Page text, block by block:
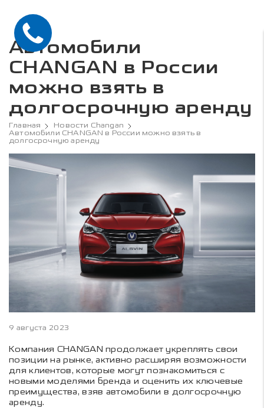
Автомобили
CHANGAN в России
можно взять в
долгосрочную аренду
Главная
Новости Changan
Автомобили CHANGAN в России можно взять в
долгосрочную аренду
9 августа 2023
Компания CHANGAN продолжает укреплять свои
позиции на рынке, активно расширяя возможности
для клиентов, которые могут познакомиться с
новыми моделями бренда и оценить их ключевые
преимущества, взяв автомобили в долгосрочную
аренду.